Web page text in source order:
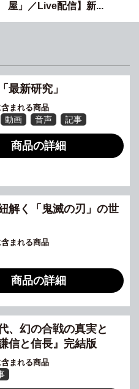
屋」／Live配信】新...
最新研究」
まれる商品
動画 音声 記事
商品の詳細
解く「鬼滅の刃」の世
まれる商品
商品の詳細
、幻の合戦の真実と
信と信長』完結版
まれる商品